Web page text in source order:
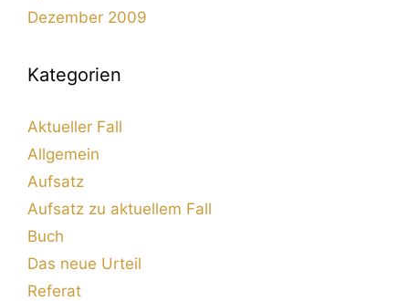
Dezember 2009
Kategorien
Aktueller Fall
Allgemein
Aufsatz
Aufsatz zu aktuellem Fall
Buch
Das neue Urteil
Referat